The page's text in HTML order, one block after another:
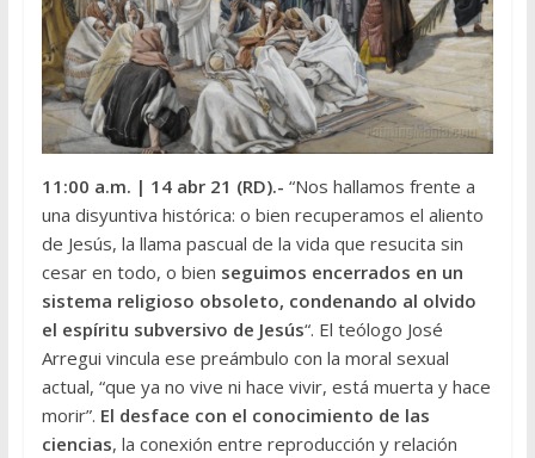
11:00 a.m. | 14 abr 21 (RD).- “Nos hallamos frente a
una disyuntiva histórica: o bien recuperamos el aliento
de Jesús, la llama pascual de la vida que resucita sin
cesar en todo, o bien seguimos encerrados en un
sistema religioso obsoleto, condenando al olvido
el espíritu subversivo de Jesús“. El teólogo José
Arregui vincula ese preámbulo con la moral sexual
actual, “que ya no vive ni hace vivir, está muerta y hace
morir”. El desface con el conocimiento de las
ciencias, la conexión entre reproducción y relación